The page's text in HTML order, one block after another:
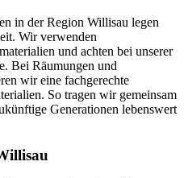
in der Region Willisau legen
Wir verwenden
und achten bei unserer
Bei Räumungen und
wir eine fachgerechte
So tragen wir gemeinsam
Generationen lebenswert